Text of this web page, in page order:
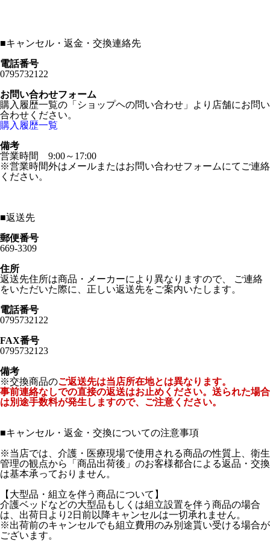
■キャンセル・返金・交換連絡先
電話番号
0795732122
お問い合わせフォーム
購入履歴一覧の「ショップヘの問い合わせ」より店舗にお問い
合わせください。
購入履歴一覧
備考
営業時間 9:00～17:00
※営業時間外はメールまたはお問い合わせフォームにてご連絡
ください。
■返送先
郵便番号
669-3309
住所
返送先住所は商品・メーカーにより異なりますので、 ご連絡
をいただいた際に、正しい返送先をご案内いたします。
電話番号
0795732122
FAX番号
0795732123
備考
※交換商品のご返送先は当店所在地とは異なります。
事前連絡なしでの直接の返送はお止めください。送られた場合
は別途手数料が発生しますので、ご注意ください。
■キャンセル・返金・交換についての注意事項
※当店では、介護・医療現場で使用される商品の性質上、衛生
管理の観点から「商品出荷後」のお客様都合による返品・交換
は基本承っておりません。
【大型品・組立を伴う商品について】
介護ベッドなどの大型品もしくは組立設置を伴う商品の場合
は、出荷日より2日前以降キャンセルは一切承れません。
※出荷前のキャンセルでも組立費用のみ別途貰い受ける場合が
ございます。